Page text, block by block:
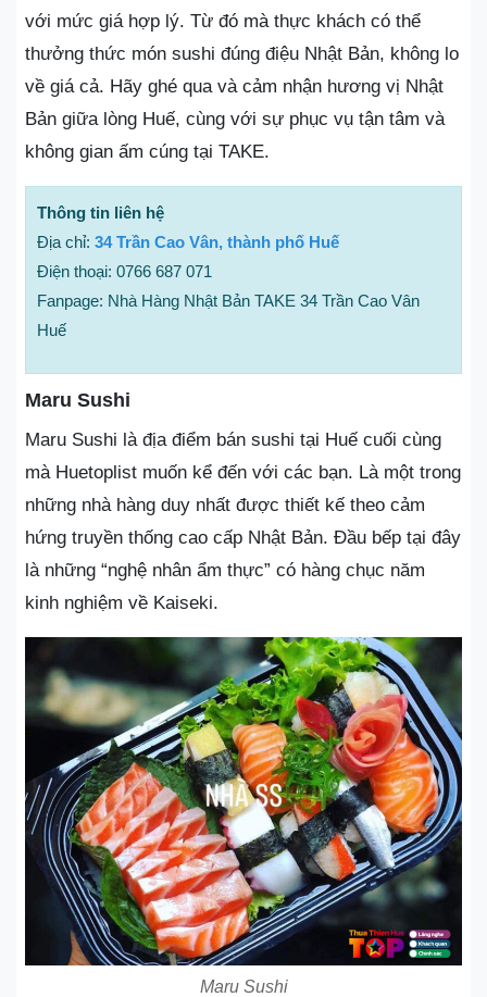
với mức giá hợp lý. Từ đó mà thực khách có thể
thưởng thức món sushi đúng điệu Nhật Bản, không lo
về giá cả. Hãy ghé qua và cảm nhận hương vị Nhật
Bản giữa lòng Huế, cùng với sự phục vụ tận tâm và
không gian ấm cúng tại TAKE.
Thông tin liên hệ
Địa chỉ: 34 Trần Cao Vân, thành phố Huế
Điện thoại: 0766 687 071
Fanpage: Nhà Hàng Nhật Bản TAKE 34 Trần Cao Vân
Huế
Maru Sushi
Maru Sushi là địa điểm bán sushi tại Huế cuối cùng
mà Huetoplist muốn kể đến với các bạn. Là một trong
những nhà hàng duy nhất được thiết kế theo cảm
hứng truyền thống cao cấp Nhật Bản. Đầu bếp tại đây
là những “nghệ nhân ẩm thực” có hàng chục năm
kinh nghiệm về Kaiseki.
Maru Sushi